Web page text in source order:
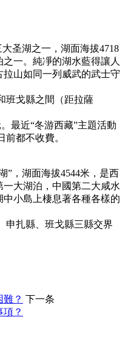
圣湖之一，湖面海拔4718
一。純凈的湖水藍得讓人
山如同一列威武的武士守
班戈縣之間（距拉薩
最近“冬游西藏”主題活動
都不收費。
”，湖面海拔4544米，是西
大湖泊，中國第二大咸水
小島上棲息著各種各樣的
申扎縣、班戈縣三縣交界
？ 下一条
？